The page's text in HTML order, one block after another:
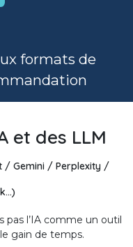
formats de
et des LLM
/ Gemini / Perplexity /
pas l’IA comme un outil
gain de temps.